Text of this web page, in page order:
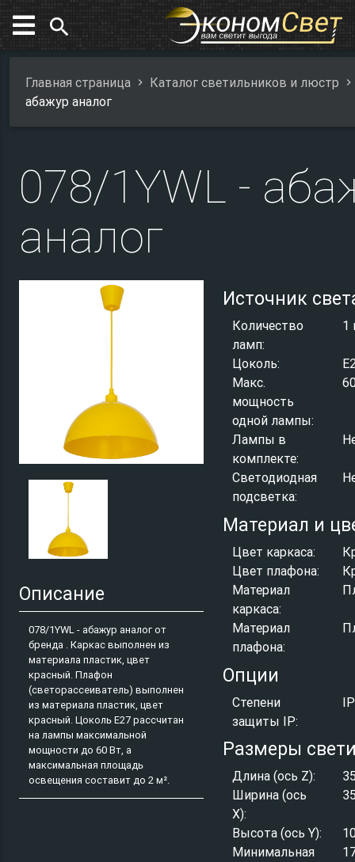
search
Главная страница
Каталог светильников и люстр
абажур аналог
078/1YWL -
аналог
Описание
078/1YWL - абажур аналог от
бренда . Каркас выполнен из
материала пластик, цвет
красный. Плафон
(светорассеиватель) выполнен
из материала пластик, цвет
красный. Цоколь E27 рассчитан
на лампы максимальной
мощности до 60 Вт, а
максимальная площадь
освещения составит до 2 м².
Источник
Количество
ламп:
1
Цоколь:
Макс.
мощность
одной лампы:
Лампы в
комплекте:
Светодиодная
подсветка:
Материал и
Цвет каркаса:
Цвет плафона:
Материал
каркаса:
Материал
плафона:
Опции
Степени
защиты IP:
Размеры
Длина (ось Z):
Ширина (ось
X):
Высота (ось Y):
Минимальная